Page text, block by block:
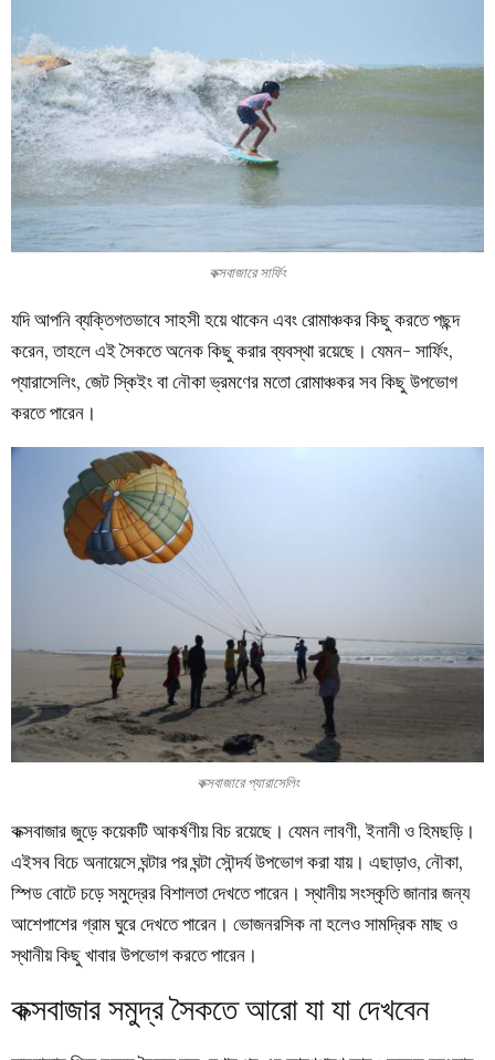
কক্সবাজারে সার্ফিং
যদি আপনি ব্যক্তিগতভাবে সাহসী হয়ে থাকেন এবং রোমাঞ্চকর কিছু করতে পছন্দ
করেন, তাহলে এই সৈকতে অনেক কিছু করার ব্যবস্থা রয়েছে। যেমন- সার্ফিং,
প্যারাসেলিং, জেট স্কিইং বা নৌকা ভ্রমণের মতো রোমাঞ্চকর সব কিছু উপভোগ
করতে পারেন।
কক্সবাজারে প্যারাসেলিং
কক্সবাজার জুড়ে কয়েকটি আকর্ষণীয় বিচ রয়েছে। যেমন লাবণী, ইনানী ও হিমছড়ি।
এইসব বিচে অনায়েসে ঘন্টার পর ঘন্টা সৌন্দর্য উপভোগ করা যায়। এছাড়াও, নৌকা,
স্পিড বোটে চড়ে সমুদ্রের বিশালতা দেখতে পারেন। স্থানীয় সংস্কৃতি জানার জন্য
আশেপাশের গ্রাম ঘুরে দেখতে পারেন। ভোজনরসিক না হলেও সামদ্রিক মাছ ও
স্থানীয় কিছু খাবার উপভোগ করতে পারেন।
কক্সবাজার সমুদ্র সৈকতে আরো যা যা দেখবেন